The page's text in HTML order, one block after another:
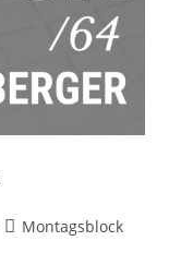
Montagsblock